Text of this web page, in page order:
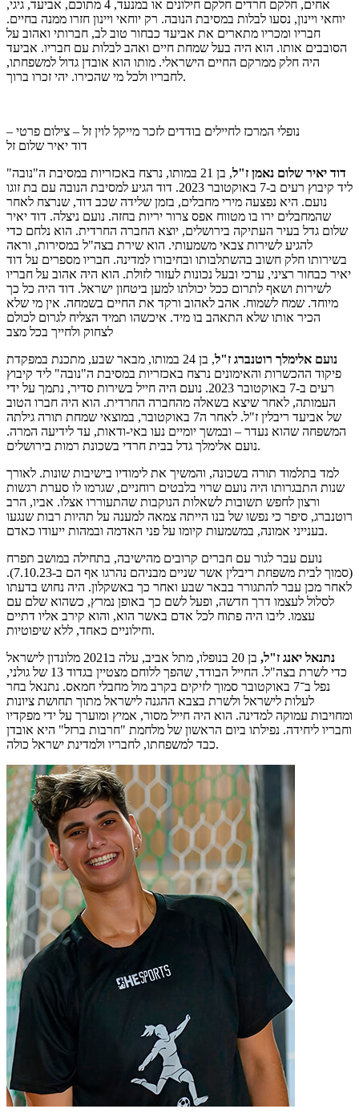
אחים, חלקם חרדים חלקם חילונים או במנעד, 4 מתוכם, אביעד, גיגי,
יוחאי ויינון, נסעו לבלות במסיבת הנובה. רק יוחאי ויינון חזרו ממנה בחיים.
חבריו ומכריו מתארים את אביעד כבחור טוב לב, חברותי ואהוב על
הסובבים אותו. הוא היה בעל שמחת חיים ואהב לבלות עם חבריו. אביעד
היה חלק ממרקם החיים הישראלי. מותו הוא אובדן גדול למשפחתו,
לחבריו ולכל מי שהכירו. יהי זכרו ברוך.
נופלי המרכז לחיילים בודדים לזכר מייקל לוין זל – צילום פרטי –
דוד יאיר שלום זל
דוד יאיר שלום נאמן ז"ל
, בן 21 במותו, נרצח באכזריות במסיבת ה"נובה"
ליד קיבוץ רעים ב-7 באוקטובר 2023. דוד הגיע למסיבת הנובה עם בת זוגו
נועם. היא נפצעה מירי מחבלים, בזמן שלידה שכב דוד, שנרצח לאחר
שהמחבלים ירו בו מטווח אפס צרור יריות בחזה. נועם ניצלה. דוד יאיר
שלום גדל בעיר העתיקה בירושלים, יוצא החברה החרדית. הוא נלחם כדי
להגיע לשירות צבאי משמעותי. הוא שירת בצה"ל במסירות, וראה
בשירותו חלק חשוב בהשתלבותו ובחיבורו למדינה. חבריו מספרים על דוד
יאיר כבחור רציני, ערכי ובעל נכונות לעזור לזולת. הוא היה אהוב על חבריו
לשירות ושאף לתרום ככל יכולתו למען ביטחון ישראל. דוד היה כל כך
מיוחד. שמח לשמוח. אהב לאהוב ורקד את החיים בשמחה. אין מי שלא
הכיר אותו שלא התאהב בו מיד. איכשהו תמיד הצליח לגרום לכולם
לצחוק ולחייך בכל מצב
נועם אלימלך רוטנברג ז"ל
, בן 24 במותו, מבאר שבע, מתכנת במפקדת
פיקוד ההכשרות והאימונים נרצח באכזריות במסיבת ה"נובה" ליד קיבוץ
רעים ב-7 באוקטובר 2023. נועם היה חייל בשירות סדיר, נתמך על ידי
העמותה, לאחר שיצא בשאלה מהחברה החרדית. הוא היה חברו הטוב
של אביעד ריבלין ז"ל. לאחר ה7 באוקטובר, במוצאי שמחת תורה גילתה
המשפחה שהוא נעדר – ובמשך יומיים נעו באי-ודאות, עד לידיעה המרה.
נועם אלימלך גדל בבית חרדי בשכונת רמות בירושלים.
למד בתלמוד תורה בשכונה, והמשיך את לימודיו בישיבות שונות. לאורך
שנות התבגרותו היה נועם שרוי בלבטים רוחניים, שגרמו לו סערת רגשות
ורצון לחפש תשובות לשאלות הנוקבות שהתעוררו אצלו. אביו, הרב
רוטנברג, סיפר כי נפשו של בנו הייתה צמאה למענה על תהיות רבות שנגעו
בענייני אמונה, במשמעות קיומו על פני האדמה ובמהות ייעודו כאדם.
נועם עבר לגור עם חברים קרובים מהישיבה, בתחילה במושב תפרח
(סמוך לבית משפחת ריבלין אשר שניים מבניהם נהרגו אף הם ב-7.10.23).
לאחר מכן עבר להתגורר בבאר שבע ואחר כך באשקלון. היה נחוש בדעתו
לסלול לעצמו דרך חדשה, ופעל לשם כך באופן נמרץ, כשהוא שלם עם
עצמו. ליבו היה פתוח לכל אדם באשר הוא, והוא קירב אליו דתיים
וחילוניים כאחד, ללא שיפוטיות.
נתנאל יאנג ז"ל,
בן 20 בנופלו, מתל אביב, עלה ב2021 מלונדון לישראל
כדי לשרת בצה"ל. החייל הבודד, שהפך ללוחם מצטיין בגדוד 13 של גולני,
נפל ב־7 באוקטובר סמוך לזיקים בקרב מול מחבלי חמאס. נתנאל בחר
לעלות לישראל ולשרת בצבא ההגנה לישראל מתוך תחושת ציונות
ומחויבות עמוקה למדינה. הוא היה חייל מסור, אמיץ ומוערך על ידי מפקדיו
וחבריו ליחידה. נפילתו ביום הראשון של מלחמת "חרבות ברזל" היא אובדן
כבד למשפחתו, לחבריו ולמדינת ישראל כולה.